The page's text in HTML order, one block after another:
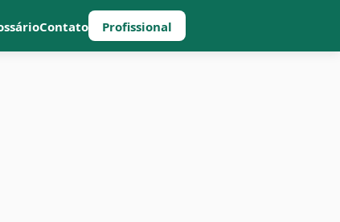
Contato Profissional